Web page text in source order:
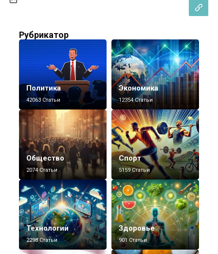
Рубрикатор
Политика
42063 Статьи
Экономика
12354 Статьи
Общество
2074 Статьи
Спорт
5159 Статьи
Технологии
2298 Статьи
Здоровье
901 Статьи